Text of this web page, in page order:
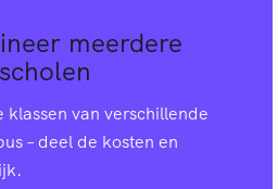
meerdere
van verschillende
– deel de kosten en